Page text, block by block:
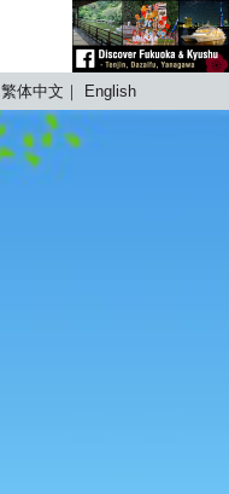
繁体中文 English